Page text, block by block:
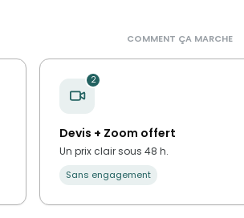
COMMENT ÇA MARCHE
2
Devis + Zoom offert
Un prix clair sous 48 h.
Sans engagement